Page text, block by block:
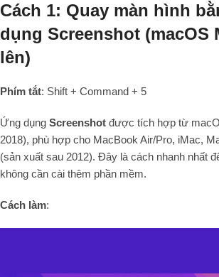
Cách 1: Quay màn hình
dụng Screenshot (macOS
lên)
Phím tắt: Shift + Command + 5
Ứng dụng Screenshot được tích hợp từ
2018), phù hợp cho MacBook Air/Pro, iMac,
(sản xuất sau 2012). Đây là cách nhanh nhất
không cần cài thêm phần mềm.
Cách làm: